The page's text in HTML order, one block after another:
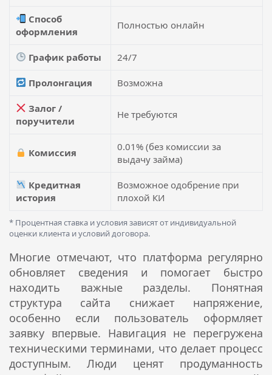
Способ
оформления
Полностью онлайн
График работы 24/7
Пролонгация Возможна
Залог /
поручители
Не требуются
Комиссия
0.01% (без комиссии за
выдачу займа)
Кредитная
история
Возможное одобрение при
плохой КИ
* Процентная ставка и условия зависят от индивидуальной
оценки клиента и условий договора.
Многие отмечают, что платформа регулярно
обновляет сведения и помогает быстро
находить важные разделы. Понятная
структура сайта снижает напряжение,
особенно если пользователь оформляет
заявку впервые. Навигация не перегружена
техническими терминами, что делает процесс
доступным. Люди ценят продуманность